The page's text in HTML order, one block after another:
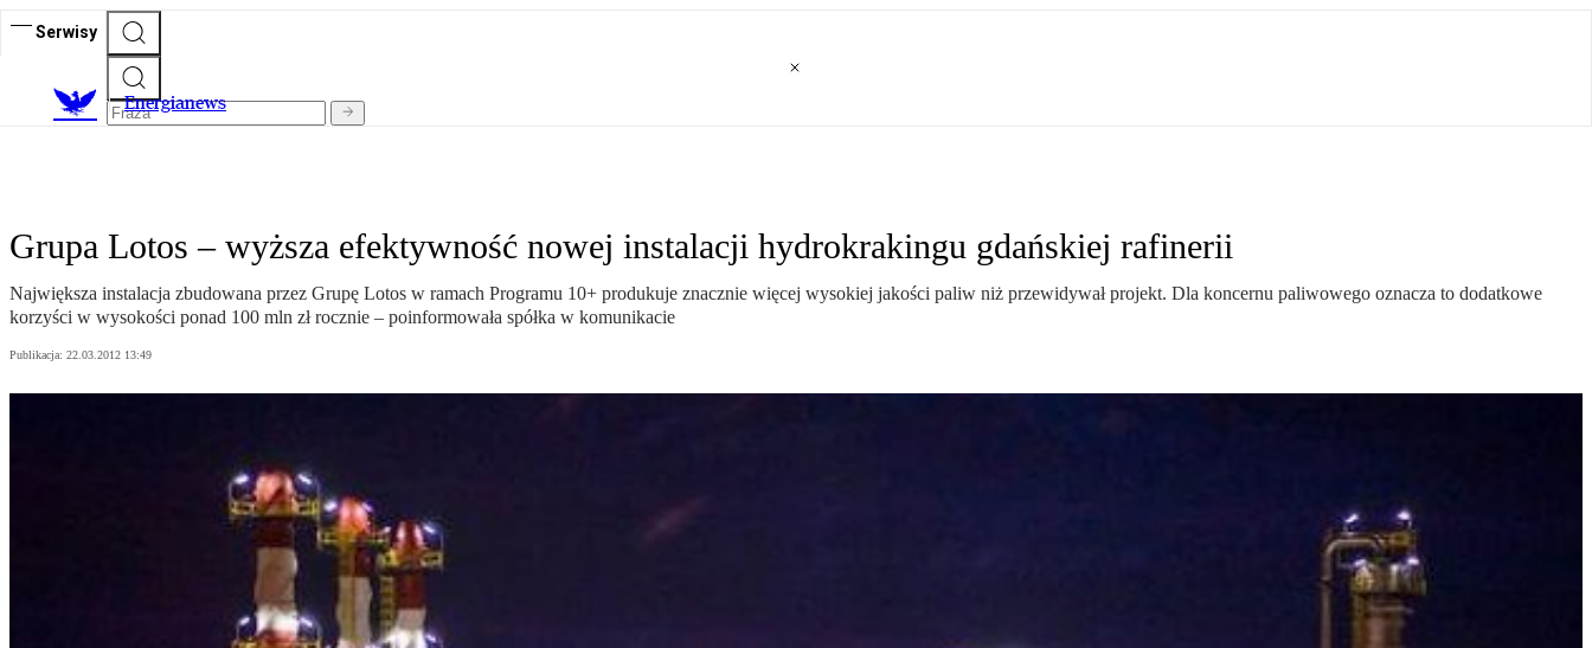
Serwisy
Energianews
Grupa Lotos – wyższa efektywność nowej instalacji hydrokrakingu gdańskiej rafinerii
Największa instalacja zbudowana przez Grupę Lotos w ramach Programu 10+ produkuje znacznie więcej wysokiej jakości paliw niż przewidywał projekt. Dla koncernu paliwowego oznacza to dodatkowe
korzyści w wysokości ponad 100 mln zł rocznie – poinformowała spółka w komunikacie
Publikacja: 22.03.2012 13:49